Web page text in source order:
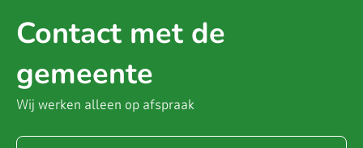
Contact met de
gemeente
Wij werken alleen op afspraak